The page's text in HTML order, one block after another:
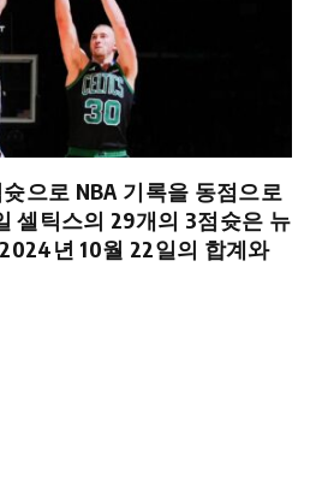
으로 NBA 기록을 동점으로
셀틱스의 29개의 3점슛은 뉴
년 10월 22일의 합계와